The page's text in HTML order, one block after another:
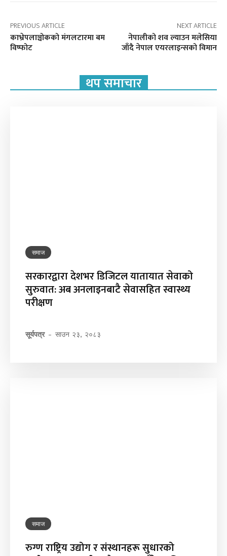
PREVIOUS ARTICLE
काभ्रेपलाञ्चोकको मंगलटारमा बम
विष्फोट
NEXT ARTICLE
नेपालीको शव ल्याउन मलेसिया
जाँदै नेपाल एयरलाइन्सको विमान
थप समाचार
समाज
सरकारद्वारा देशभर डिजिटल यातायात सेवाको
सुरुवात: अब अनलाइनबाटै सेवासहित स्वास्थ्य
परीक्षण
सूर्यपत्र - साउन २३, २०८३
समाज
रुग्ण राष्ट्रिय उद्योग र संस्थानहरू सुधारको